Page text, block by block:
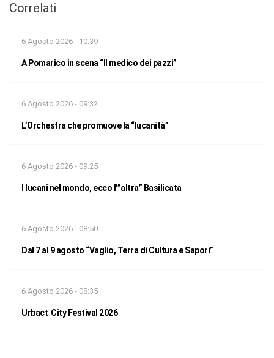
Correlati
6 Agosto 2026 - 10:39
A Pomarico in scena “Il medico dei pazzi”
6 Agosto 2026 - 09:32
L’Orchestra che promuove la “lucanità”
6 Agosto 2026 - 09:25
I lucani nel mondo, ecco l'”altra” Basilicata
6 Agosto 2026 - 08:50
Dal 7 al 9 agosto “Vaglio, Terra di Cultura e Sapori”
6 Agosto 2026 - 08:35
Urbact City Festival 2026